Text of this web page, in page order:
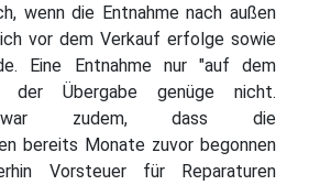
wenn die Entnahme nach außen
vor dem Verkauf erfolge sowie
Eine Entnahme nur "auf dem
Übergabe genüge nicht.
war zudem, dass die
bereits Monate zuvor begonnen
Vorsteuer für Reparaturen